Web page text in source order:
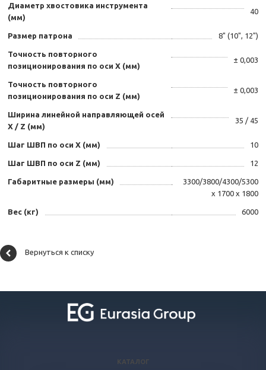
Диаметр хвостовика инструмента
(мм)
40
Размер патрона 8" (10", 12")
Точность повторного
позиционирования по оси X (мм)
± 0,003
Точность повторного
позиционирования по оси Z (мм)
± 0,003
Ширина линейной направляющей осей
X / Z (мм)
35 / 45
Шаг ШВП по оси X (мм) 10
Шаг ШВП по оси Z (мм) 12
Габаритные размеры (мм)
3300/3800/4300/5300
х 1700 х 1800
Вес (кг) 6000
Вернуться к списку
КАТАЛОГ